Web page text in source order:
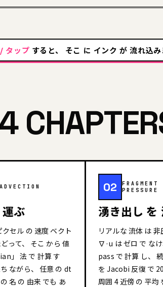
タップ すると、 そこ に インク が 流れ込
ぶ
セル の 速度 ベクト
って、 そこ から 値
」 法 で 計算 す
ながら、 任意 の dt
名 の 由来 でも あ
02
PRESSURE
湧き出し を
リアルな 流体 は
∇·u は ゼロ で な
pass で 計算 し、
を Jacobi 反復 で
周囲 4 近傍 の 平均